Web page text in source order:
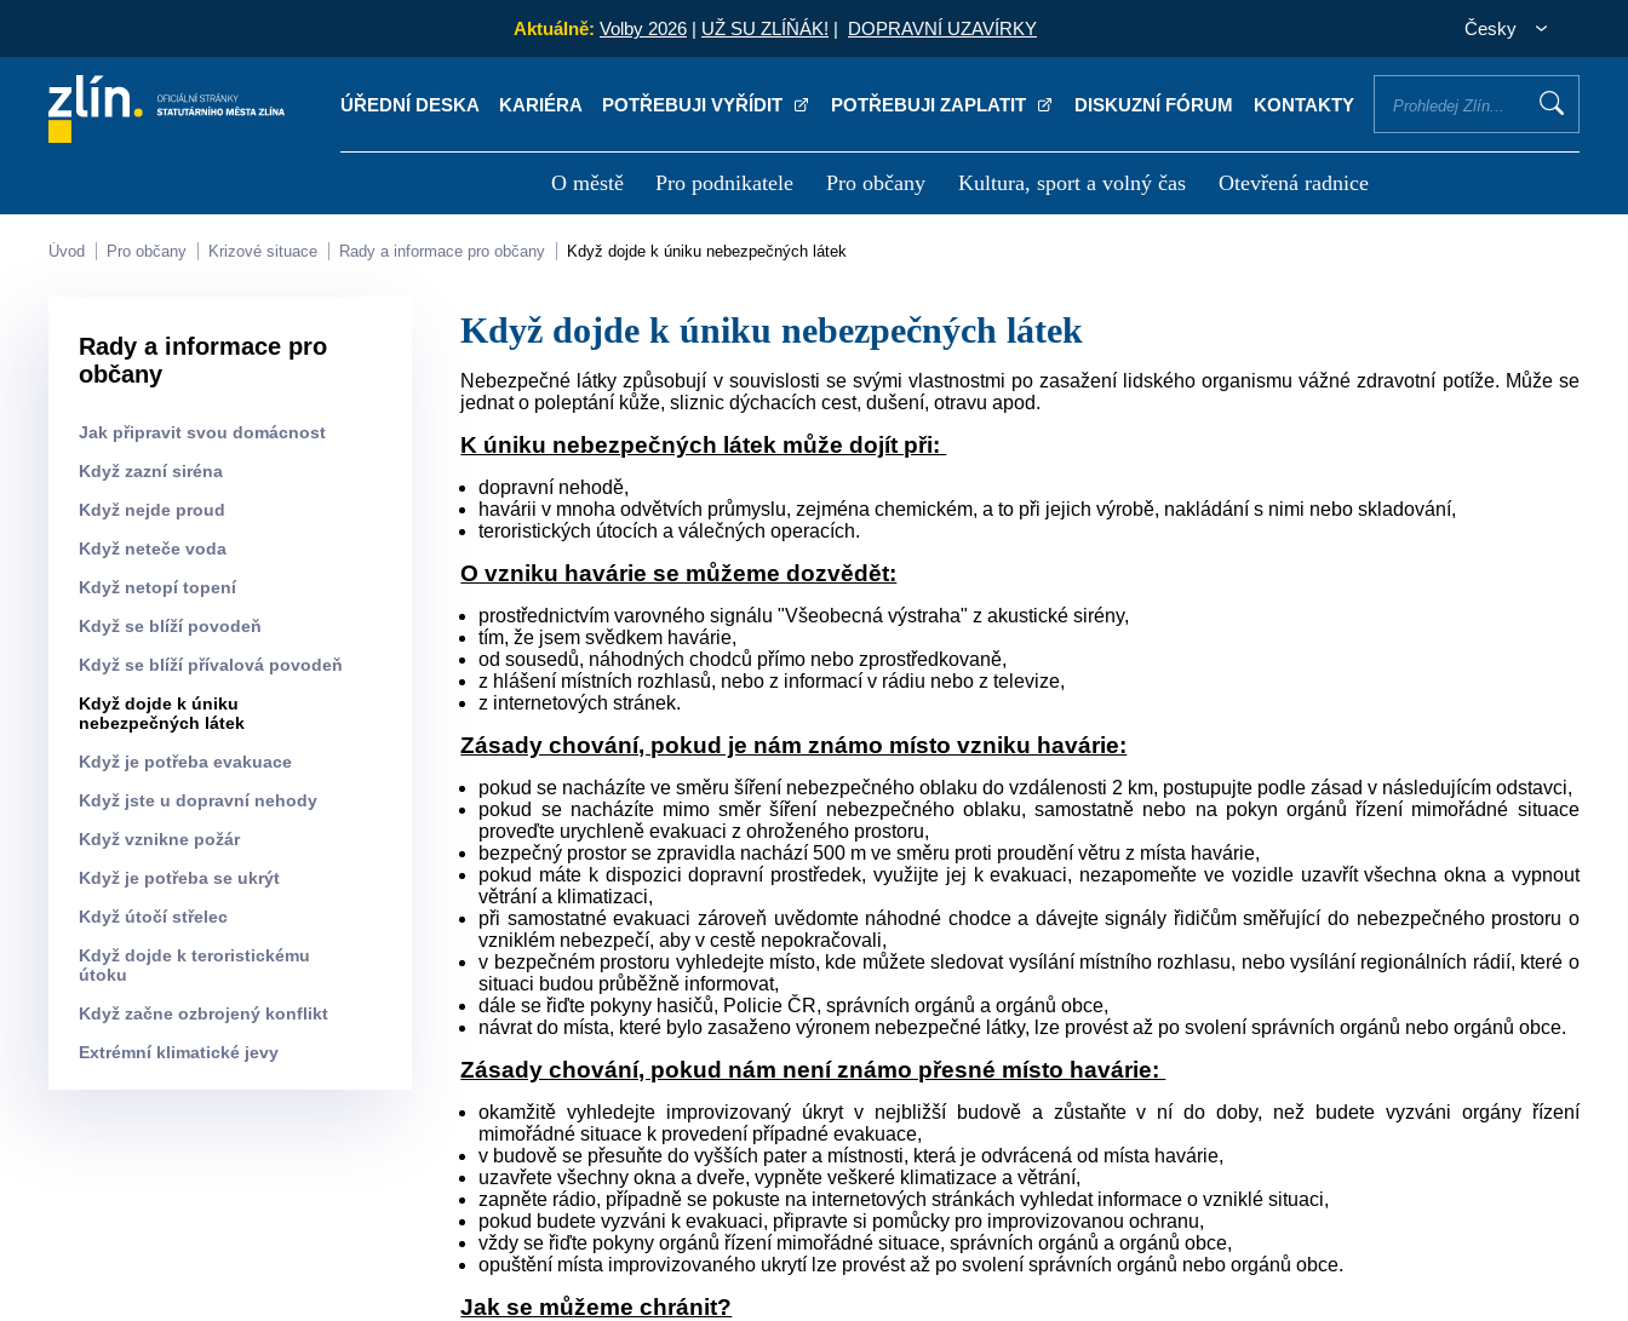
Aktuálně: Volby 2026 | UŽ SU ZLÍŇÁK! | DOPRAVNÍ UZAVÍRKY Česky
ÚŘEDNÍ DESKA KARIÉRA POTŘEBUJI VYŘÍDIT POTŘEBUJI ZAPLATIT DISKUZNÍ FÓRUM KONTAKTY
O městě Pro podnikatele Pro občany Kultura, sport a volný čas Otevřená radnice
Kontakty Úřední deska Kariéra
Úvod Pro občany Krizové situace Rady a informace pro občany Když dojde k úniku nebezpečných látek
Rady a informace pro
občany
Jak připravit svou domácnost
Když zazní siréna
Když nejde proud
Když neteče voda
Když netopí topení
Když se blíží povodeň
Když se blíží přívalová povodeň
Když dojde k úniku
nebezpečných látek
Když je potřeba evakuace
Když jste u dopravní nehody
Když vznikne požár
Když je potřeba se ukrýt
Když útočí střelec
Když dojde k teroristickému
útoku
Když začne ozbrojený konflikt
Extrémní klimatické jevy
Když dojde k úniku nebezpečných látek
Nebezpečné látky způsobují v souvislosti se svými vlastnostmi po zasažení lidského organismu vážné zdravotní potíže. Může se
jednat o poleptání kůže, sliznic dýchacích cest, dušení, otravu apod.
K úniku nebezpečných látek může dojít při:
dopravní nehodě,
havárii v mnoha odvětvích průmyslu, zejména chemickém, a to při jejich výrobě, nakládání s nimi nebo skladování,
teroristických útocích a válečných operacích.
O vzniku havárie se můžeme dozvědět:
prostřednictvím varovného signálu "Všeobecná výstraha" z akustické sirény,
tím, že jsem svědkem havárie,
od sousedů, náhodných chodců přímo nebo zprostředkovaně,
z hlášení místních rozhlasů, nebo z informací v rádiu nebo z televize,
z internetových stránek.
Zásady chování, pokud je nám známo místo vzniku havárie:
pokud se nacházíte ve směru šíření nebezpečného oblaku do vzdálenosti 2 km, postupujte podle zásad v následujícím odstavci,
pokud se nacházíte mimo směr šíření nebezpečného oblaku, samostatně nebo na pokyn orgánů řízení mimořádné situace
proveďte urychleně evakuaci z ohroženého prostoru,
bezpečný prostor se zpravidla nachází 500 m ve směru proti proudění větru z místa havárie,
pokud máte k dispozici dopravní prostředek, využijte jej k evakuaci, nezapomeňte ve vozidle uzavřít všechna okna a vypnout
větrání a klimatizaci,
při samostatné evakuaci zároveň uvědomte náhodné chodce a dávejte signály řidičům směřující do nebezpečného prostoru o
vzniklém nebezpečí, aby v cestě nepokračovali,
v bezpečném prostoru vyhledejte místo, kde můžete sledovat vysílání místního rozhlasu, nebo vysílání regionálních rádií, které o
situaci budou průběžně informovat,
dále se řiďte pokyny hasičů, Policie ČR, správních orgánů a orgánů obce,
návrat do místa, které bylo zasaženo výronem nebezpečné látky, lze provést až po svolení správních orgánů nebo orgánů obce.
Zásady chování, pokud nám není známo přesné místo havárie:
okamžitě vyhledejte improvizovaný úkryt v nejbližší budově a zůstaňte v ní do doby, než budete vyzváni orgány řízení
mimořádné situace k provedení případné evakuace,
v budově se přesuňte do vyšších pater a místnosti, která je odvrácená od místa havárie,
uzavřete všechny okna a dveře, vypněte veškeré klimatizace a větrání,
zapněte rádio, případně se pokuste na internetových stránkách vyhledat informace o vzniklé situaci,
pokud budete vyzváni k evakuaci, připravte si pomůcky pro improvizovanou ochranu,
vždy se řiďte pokyny orgánů řízení mimořádné situace, správních orgánů a orgánů obce,
opuštění místa improvizovaného ukrytí lze provést až po svolení správních orgánů nebo orgánů obce.
Jak se můžeme chránit?